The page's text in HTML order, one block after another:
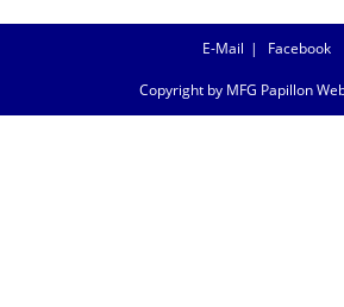
E-Mail Facebook
Copyright by MFG Papillon